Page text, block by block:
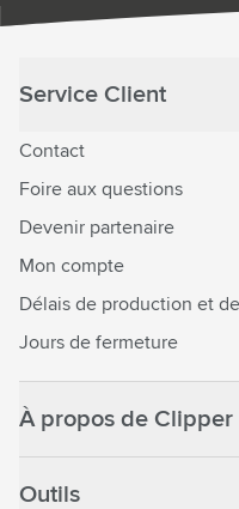
Service Client
Contact
Foire aux questions
Devenir partenaire
Mon compte
Délais de production et
Jours de fermeture
À propos de Clipper
Outils